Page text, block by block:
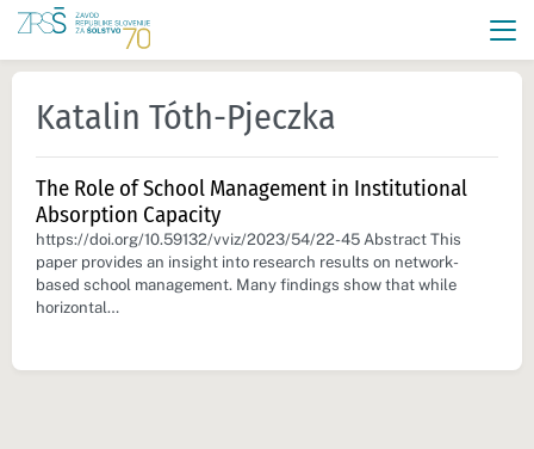
Katalin Tóth-Pjeczka
The Role of School Management in Institutional
Absorption Capacity
https://doi.org/10.59132/vviz/2023/54/22-45 Abstract This
paper provides an insight into research results on network-
based school management. Many findings show that while
horizontal…